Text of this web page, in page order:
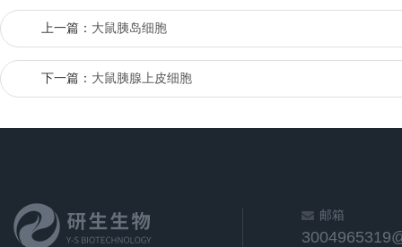
上一篇： 大鼠胰岛细胞
下一篇： 大鼠胰腺上皮细胞
邮箱